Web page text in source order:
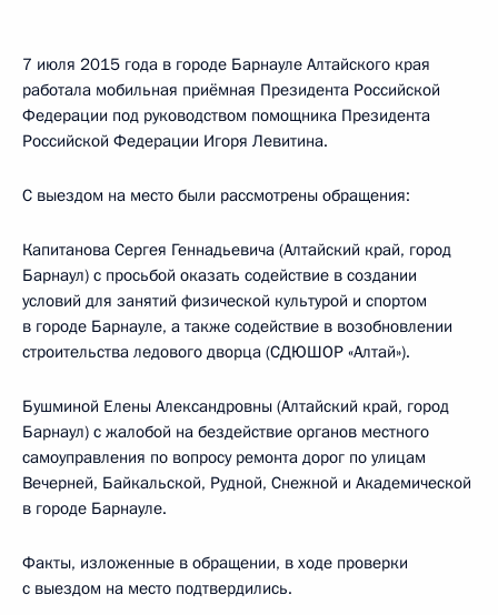
7 июля 2015 года в городе Барнауле Алтайского края
работала мобильная приёмная Президента Российской
Федерации под руководством помощника Президента
Российской Федерации Игоря Левитина.
С выездом на место были рассмотрены обращения:
Капитанова Сергея Геннадьевича (Алтайский край, город
Барнаул) с просьбой оказать содействие в создании
условий для занятий физической культурой и спортом
в городе Барнауле, а также содействие в возобновлении
строительства ледового дворца (СДЮШОР «Алтай»).
Бушминой Елены Александровны (Алтайский край, город
Барнаул) с жалобой на бездействие органов местного
самоуправления по вопросу ремонта дорог по улицам
Вечерней, Байкальской, Рудной, Снежной и Академической
в городе Барнауле.
Факты, изложенные в обращении, в ходе проверки
с выездом на место подтвердились.